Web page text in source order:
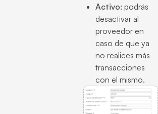
Activo: podrás
desactivar al
proveedor en
caso de que ya
no realices más
transacciones
con el mismo.